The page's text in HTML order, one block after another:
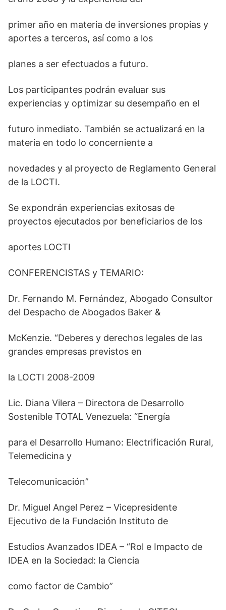
primer año en materia de inversiones propias y
aportes a terceros, así como a los
planes a ser efectuados a futuro.
Los participantes podrán evaluar sus
experiencias y optimizar su desempaño en el
futuro inmediato. También se actualizará en la
materia en todo lo concerniente a
novedades y al proyecto de Reglamento General
de la LOCTI.
Se expondrán experiencias exitosas de
proyectos ejecutados por beneficiarios de los
aportes LOCTI
CONFERENCISTAS y TEMARIO:
Dr. Fernando M. Fernández, Abogado Consultor
del Despacho de Abogados Baker &
McKenzie. “Deberes y derechos legales de las
grandes empresas previstos en
la LOCTI 2008-2009
Lic. Diana Vilera – Directora de Desarrollo
Sostenible TOTAL Venezuela: “Energía
para el Desarrollo Humano: Electrificación Rural,
Telemedicina y
Telecomunicación”
Dr. Miguel Angel Perez – Vicepresidente
Ejecutivo de la Fundación Instituto de
Estudios Avanzados IDEA – “Rol e Impacto de
IDEA en la Sociedad: la Ciencia
como factor de Cambio”